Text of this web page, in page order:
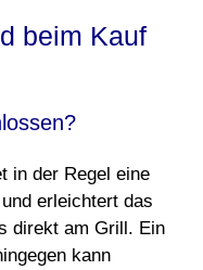
beim Kauf
in der Regel eine
erleichtert das
direkt am Grill. Ein
kann